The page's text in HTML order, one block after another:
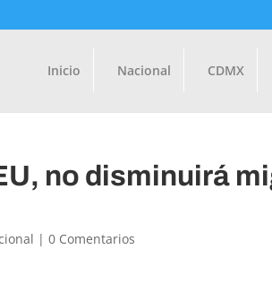
Inicio Nacional CDMX
no disminuirá
|0 Comentarios